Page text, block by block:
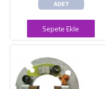
ADET
Sepete Ekle